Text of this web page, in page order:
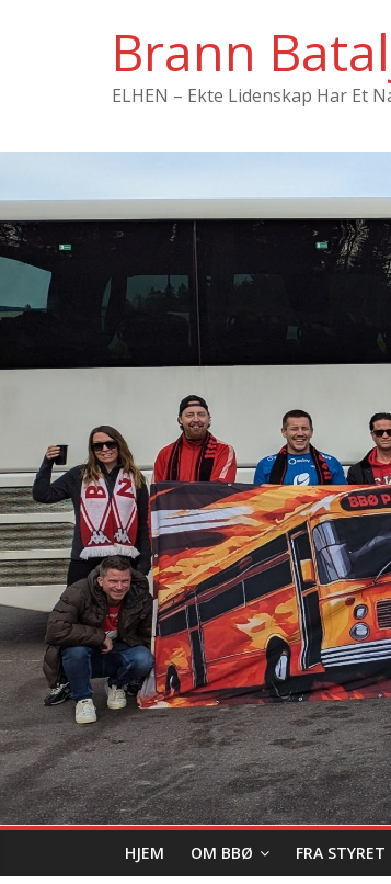
Brann
ELHEN – Ekte Lidenskap Har Et
HJEM OM BBØ FRA STYRET